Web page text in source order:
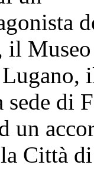
il Museo
sede di
un
Città di